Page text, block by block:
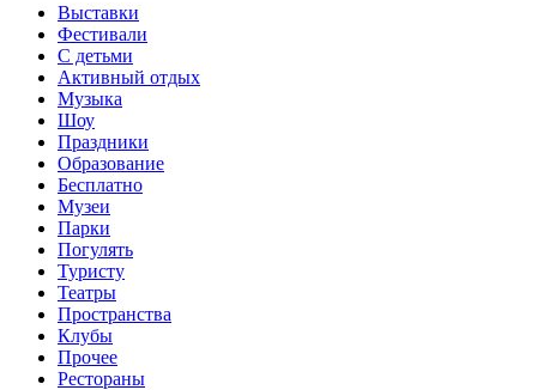
Выставки
Фестивали
С детьми
Активный отдых
Музыка
Шоу
Праздники
Образование
Бесплатно
Музеи
Парки
Погулять
Туристу
Театры
Пространства
Клубы
Прочее
Рестораны